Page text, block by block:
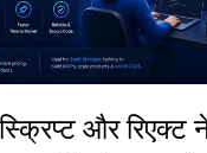
और रिएक्ट